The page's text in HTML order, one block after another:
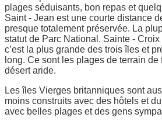
plages séduisants, bon repas et
Saint - Jean est une courte distance
presque totalement préservée. La
statut de Parc National. Sainte -
c’est la plus grande des trois îles et
long. Ce sont les plages de terrain de
désert aride.
Les îles Vierges britanniques sont
moins construits avec des hôtels et
avec belles plages et des gens